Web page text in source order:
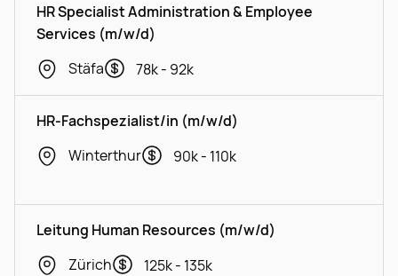
HR Specialist Administration & Employee
Services (m/w/d)
Stäfa
78k - 92k
HR-Fachspezialist/in (m/w/d)
Winterthur
90k - 110k
Leitung Human Resources (m/w/d)
Zürich
125k - 135k